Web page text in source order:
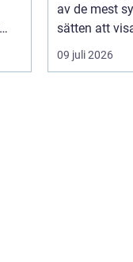
av de mest
sätten att
ett varum...
09 juli 2026